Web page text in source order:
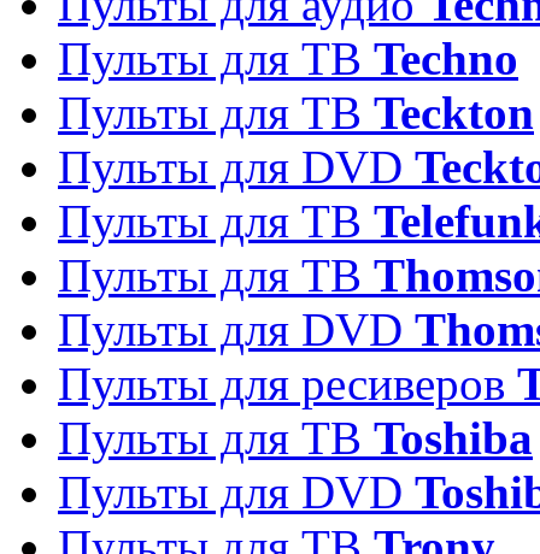
Пульты для ТВ Techno
Пульты для ТВ Teckton
Пульты для DVD
Пульты для ТВ
Пульты для ТВ
Пульты для DVD
Пульты для ресиверов
Пульты для ТВ Toshiba
Пульты для DVD